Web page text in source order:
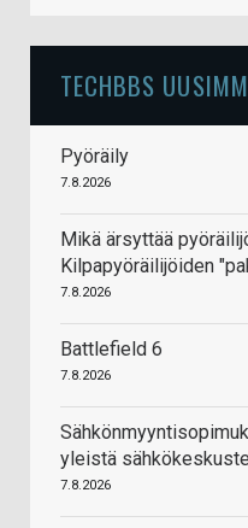
TECHBBS
Pyöräily
7.8.2026
Mikä ärsyttää
Kilpapyöräilijöiden
7.8.2026
Battlefield 6
7.8.2026
yleistä
7.8.2026